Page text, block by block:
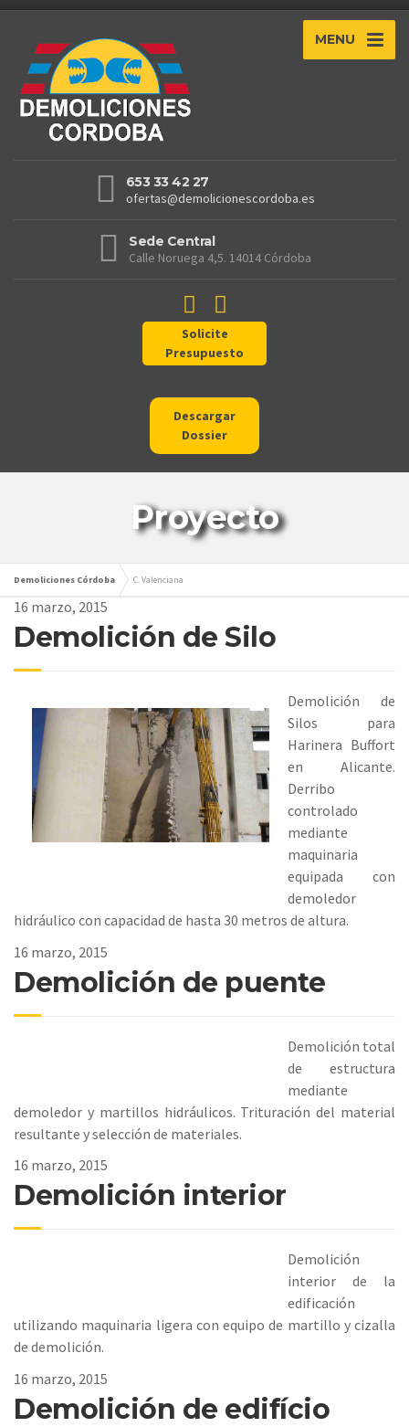
MENU
653 33 42 27
ofertas@demolicionescordoba.es
Sede Central
Calle Noruega 4,5. 14014 Córdoba
Solicite
Presupuesto
Descargar
Dossier
Proyecto
Demoliciones Córdoba C. Valenciana
16 marzo, 2015
Demolición de Silo
Demolición de
Silos para
Harinera Buffort
en Alicante.
Derribo
controlado
mediante
maquinaria
equipada con
demoledor
hidráulico con capacidad de hasta 30 metros de altura.
16 marzo, 2015
Demolición de puente
Demolición total
de estructura
mediante
demoledor y martillos hidráulicos. Trituración del material
resultante y selección de materiales.
16 marzo, 2015
Demolición interior
Demolición
interior de la
edificación
utilizando maquinaria ligera con equipo de martillo y cizalla
de demolición.
16 marzo, 2015
Demolición de edifício